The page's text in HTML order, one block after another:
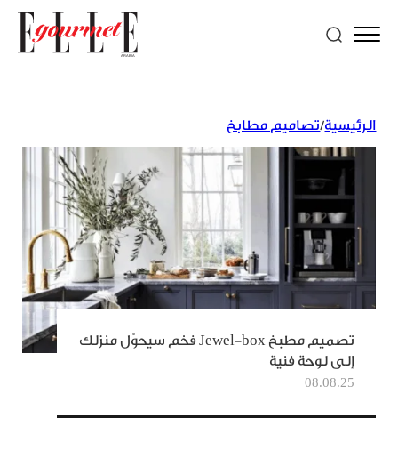
الرئيسية/تصاميم مطابخ
تصميم مطبخ Jewel‑box فخم سيحوّل منزلك
إلى لوحة فنية
08.08.25